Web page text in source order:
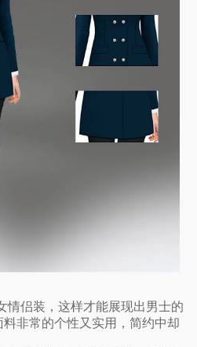
侣装，这样才能展现出男士的
非常的个性又实用，简约中却